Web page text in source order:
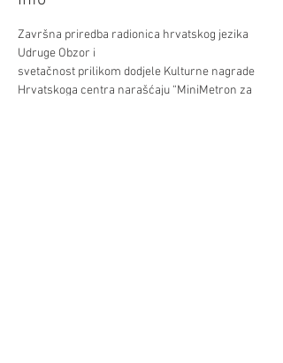
Završna priredba radionica hrvatskog jezika
Udruge Obzor i
svetačnost prilikom dodjele Kulturne nagrade
Hrvatskoga centra narašćaju “MiniMetron za